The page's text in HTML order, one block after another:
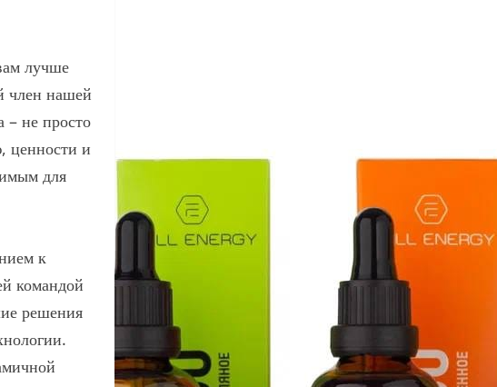
лучше
член нашей
– не просто
ценности и
для
к
командой
решения